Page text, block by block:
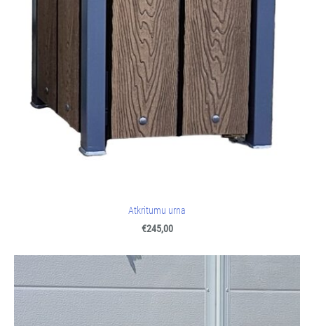
Atkritumu urna
€245,00